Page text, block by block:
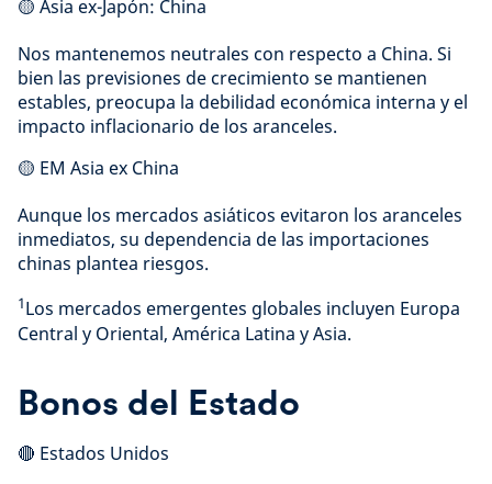
🟡 Asia ex-Japón: China
Nos mantenemos neutrales con respecto a China. Si
bien las previsiones de crecimiento se mantienen
estables, preocupa la debilidad económica interna y el
impacto inflacionario de los aranceles.
🟡 EM Asia ex China
Aunque los mercados asiáticos evitaron los aranceles
inmediatos, su dependencia de las importaciones
chinas plantea riesgos.
1Los mercados emergentes globales incluyen Europa
Central y Oriental, América Latina y Asia.
Bonos del Estado
🔴 Estados Unidos